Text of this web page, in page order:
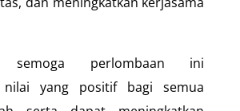
semoga perlombaan ini
nilai yang positif bagi semua